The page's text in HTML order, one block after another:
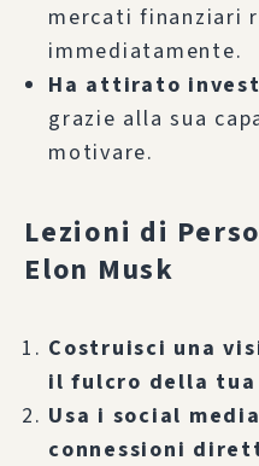
mercati finanziari
immediatamente.
Ha attirato
grazie alla sua
motivare.
Lezioni di
Elon Musk
Costruisci una
il fulcro della tua
Usa i social
connessioni